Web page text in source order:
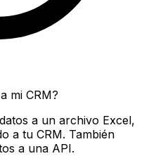
mi CRM?
a un archivo Excel,
a tu CRM. También
a una API.